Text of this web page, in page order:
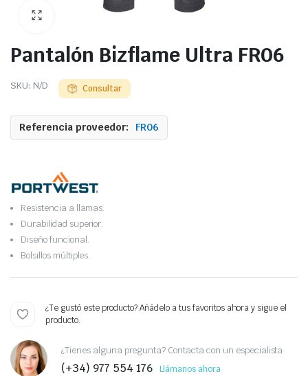
Pantalón Bizflame Ultra FR06
SKU: N/D Consultar
Referencia proveedor: FR06
Resistencia a llamas.
Durabilidad superior.
Diseño funcional.
Bolsillos múltiples.
¿Te gustó este producto? Añádelo a tus favoritos ahora y sigue el
producto.
¿Tienes alguna pregunta? Contacta con un especialista
(+34) 977 554 176 Llámanos ahora